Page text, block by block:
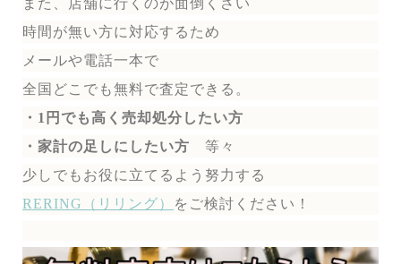
また、店舗に行くのが面倒くさい
時間が無い方に対応するため
メールや電話一本で
全国どこでも無料で査定できる。
・1円でも高く売却処分したい方
・家計の足しにしたい方 等々
少しでもお役に立てるよう努力する
RERING（リリング）
を ご検討ください！